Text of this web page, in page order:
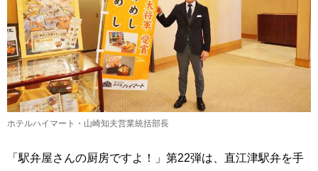
ホテルハイマート・山崎知夫営業統括部長
「駅弁屋さんの厨房ですよ！」第22弾は、直江津駅弁を手